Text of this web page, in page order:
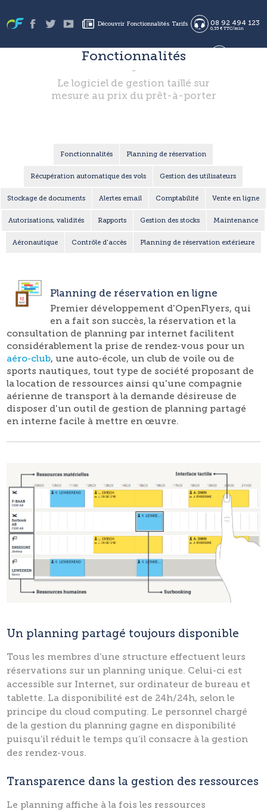
Découvrir Fonctionnalités Tarifs 08 92 494 123
0,35 € TTC/min
S'inscrire
es
fr
Fonctionnalités
Le logiciel de gestion taillé sur
mesure au prix du prêt-à-porter
Fonctionnalités Planning de réservation
Récupération automatique des vols Gestion des utilisateurs
Stockage de documents Alertes email Comptabilité Vente en ligne
Autorisations, validités Rapports Gestion des stocks Maintenance
Aéronautique Contrôle d'accès Planning de réservation extérieure
Planning de réservation en ligne
Premier développement d'OpenFlyers, qui
en a fait son succès, la réservation et la
consultation de planning par internet facilitent
considérablement la prise de rendez-vous pour un
aéro-club, une auto-école, un club de voile ou de
sports nautiques, tout type de société proposant de
la location de ressources ainsi qu'une compagnie
aérienne de transport à la demande désireuse de
disposer d'un outil de gestion de planning partagé
en interne facile à mettre en œuvre.
Un planning partagé toujours disponible
Tous les membres d’une structure effectuent leurs
réservations sur un planning unique. Celui-ci est
accessible sur Internet, sur ordinateur de bureau et
tablette. La disponibilité est de 24h/24h, selon le
principe du cloud computing. Le personnel chargé
de la gestion du planning gagne en disponibilité
puisqu’il réduit le temps qu’il consacre à la gestion
des rendez-vous.
Transparence dans la gestion des ressources
Le planning affiche à la fois les ressources